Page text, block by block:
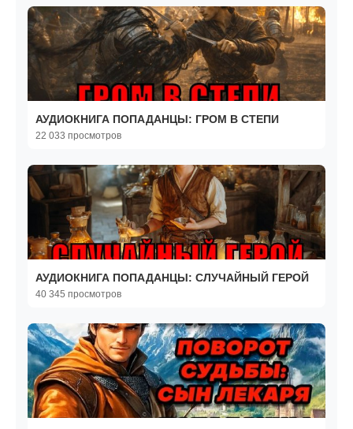
АУДИОКНИГА ПОПАДАНЦЫ: ГРОМ В СТЕПИ
22 033 просмотров
АУДИОКНИГА ПОПАДАНЦЫ: СЛУЧАЙНЫЙ ГЕРОЙ
40 345 просмотров